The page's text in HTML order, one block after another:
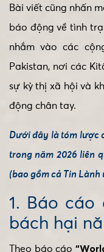
Bài viết cũng nhấn
báo động về tình
nhắm vào các
Pakistan, nơi các
sự kỳ thị xã hội và
động chân tay.
Dưới đây là tóm lược
trong năm 2026 liên
(bao gồm cả Tin
1. Báo cáo
bách hại
Theo báo cáo